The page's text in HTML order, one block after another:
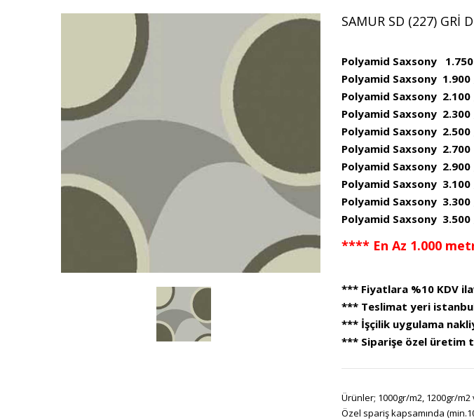
SAMUR SD (227) GRI
Polyamid Saxsony
Polyamid Saxsony
Polyamid Saxsony
Polyamid Saxsony
Polyamid Saxsony
Polyamid Saxsony
Polyamid Saxsony
Polyamid Saxsony
Polyamid Saxsony
Polyamid Saxsony
**** En Az 1.000
*** Fiyatlara %10 KDV
*** Teslimat yeri
*** İşçilik uygulama
*** Siparişe özel üretim
Ürünler; 1000gr/m2, 1200gr/
Özel spariş kapsamında